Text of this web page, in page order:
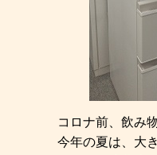
コロナ前、飲み
今年の夏は、大